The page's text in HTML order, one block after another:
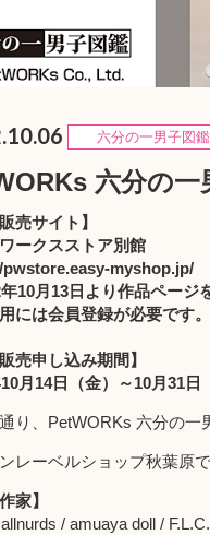
六分の一男子図鑑
六分の
売サイト】
ークスストア別館
myshop.jp/
10月13日より作品ページ
には会員登録が必要です。
売申し込み期間】
月14日（金）～10月31日
通り、PetWORKs 六分の
レーベルショップ秋葉原で
家】
/ amuaya doll /